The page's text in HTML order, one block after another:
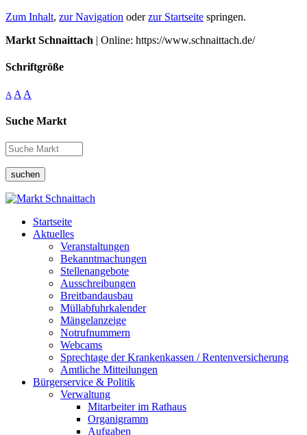
Zum Inhalt, zur Navigation oderzur Startseite springen.
Markt Schnaittach | Online: https://www.schnaittach.de/
Schriftgröße
A A A
Suche Markt
suchen
Startseite
Aktuelles
Veranstaltungen
Bekanntmachungen
Stellenangebote
Ausschreibungen
Breitbandausbau
Müllabfuhrkalender
Mängelanzeige
Notrufnummern
Webcams
Sprechtage der Krankenkassen / Rentenversicherung
Amtliche Mitteilungen
Bürgerservice & Politik
Verwaltung
Mitarbeiter im Rathaus
Organigramm
Aufgaben